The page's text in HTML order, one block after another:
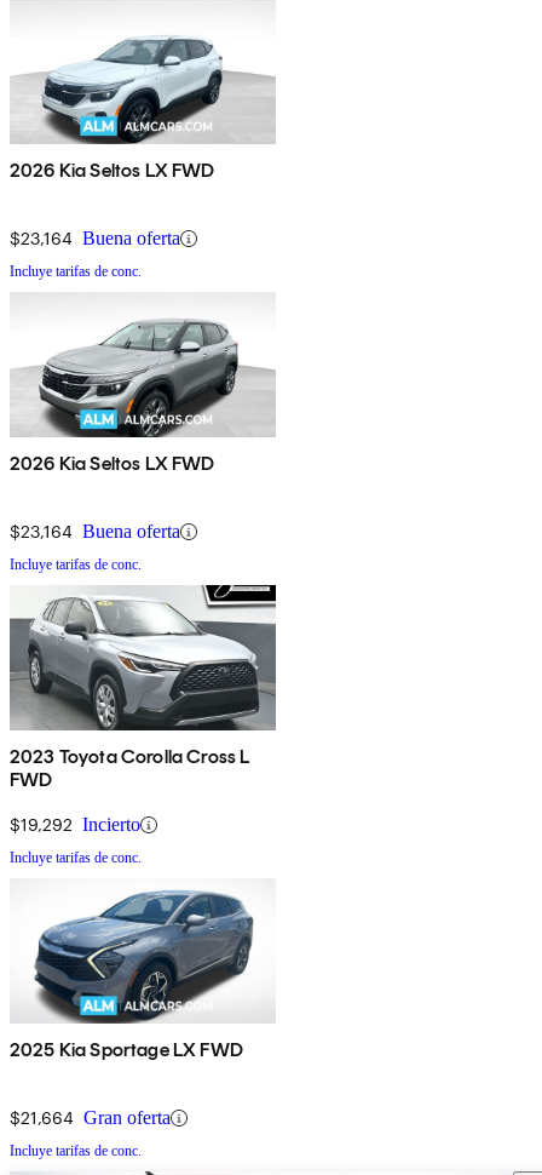
2026 Kia Seltos LX FWD
$23,164 Buena oferta
Incluye tarifas de conc.
2026 Kia Seltos LX FWD
$23,164 Buena oferta
Incluye tarifas de conc.
2023 Toyota Corolla Cross L
FWD
$19,292 Incierto
Incluye tarifas de conc.
2025 Kia Sportage LX FWD
$21,664 Gran oferta
Incluye tarifas de conc.